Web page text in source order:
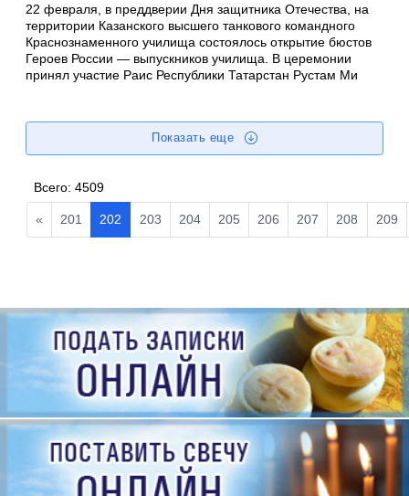
22 февраля, в преддверии Дня защитника Отечества, на
территории Казанского высшего танкового командного
Краснознаменного училища состоялось открытие бюстов
Героев России — выпускников училища. В церемонии
принял участие Раис Республики Татарстан Рустам Ми
Показать еще
Всего:4509
« 201 202 203 204 205 206 207 208 209